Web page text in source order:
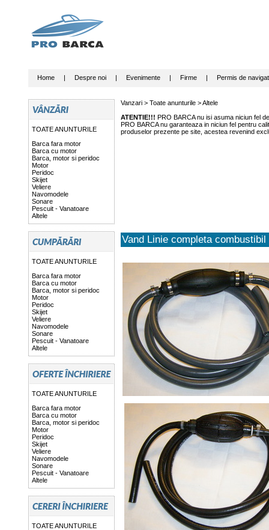
Home| Despre noi| Evenimente| Firme| Permis de
TOATE ANUNTURILE
Barca fara motor
Barca cu motor
Barca, motor si peridoc
Motor
Peridoc
Skijet
Veliere
Navomodele
Sonare
Pescuit - Vanatoare
Altele
TOATE ANUNTURILE
Barca fara motor
Barca cu motor
Barca, motor si peridoc
Motor
Peridoc
Skijet
Veliere
Navomodele
Sonare
Pescuit - Vanatoare
Altele
TOATE ANUNTURILE
Barca fara motor
Barca cu motor
Barca, motor si peridoc
Motor
Peridoc
Skijet
Veliere
Navomodele
Sonare
Pescuit - Vanatoare
Altele
TOATE ANUNTURILE
Vanzari > Toate anunturile>Altele
ATENTIE!!! PRO BARCA nu isi asuma niciun fel
PRO BARCA nu garanteaza in niciun fel pentru
produselor prezente pe site, acestea revenind
Vand Linie completa combustibil